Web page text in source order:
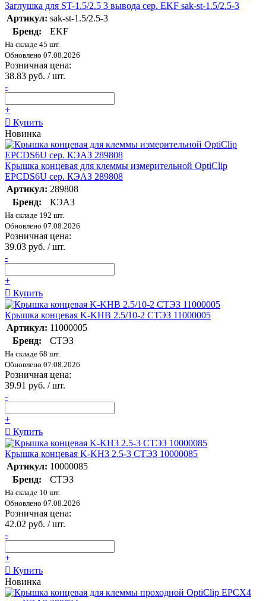
Заглушка для ST-1.5/2.5 3 вывода сер. EKF sak-st-1.5/2.5-3
Артикул: sak-st-1.5/2.5-3
Бренд:
EKF
На складе 45 шт.
Обновлено 07.08.2026
Розничная цена:
38.83 руб. / шт.
-
+
Купить
Новинка
Крышка концевая для клеммы измерительной OptiClip
EPCDS6U сер. КЭАЗ 289808
Артикул: 289808
Бренд:
КЭАЗ
На складе 192 шт.
Обновлено 07.08.2026
Розничная цена:
39.03 руб. / шт.
-
+
Купить
Крышка концевая K-KHB 2.5/10-2 СТЭЗ 11000005
Артикул: 11000005
Бренд:
СТЭЗ
На складе 68 шт.
Обновлено 07.08.2026
Розничная цена:
39.91 руб. / шт.
-
+
Купить
Крышка концевая K-KH3 2.5-3 СТЭЗ 10000085
Артикул: 10000085
Бренд:
СТЭЗ
На складе 10 шт.
Обновлено 07.08.2026
Розничная цена:
42.02 руб. / шт.
-
+
Купить
Новинка